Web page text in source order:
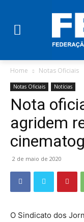
Home Notas Oficiais
Notas Oficiais Notícias
Nota
agridem
2 de maio de 2020
O Sindicato dos